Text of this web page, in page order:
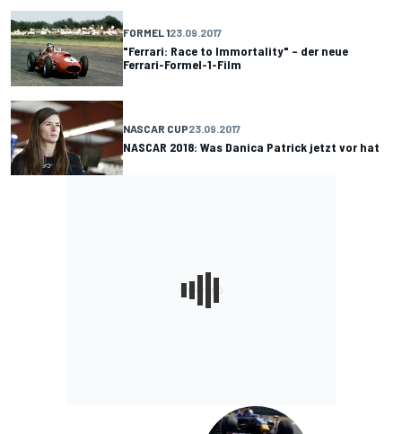
FORMEL 123.09.2017
"Ferrari: Race to Immortality" – der neue
Ferrari-Formel-1-Film
NASCAR CUP23.09.2017
NASCAR 2018: Was Danica Patrick jetzt vor hat